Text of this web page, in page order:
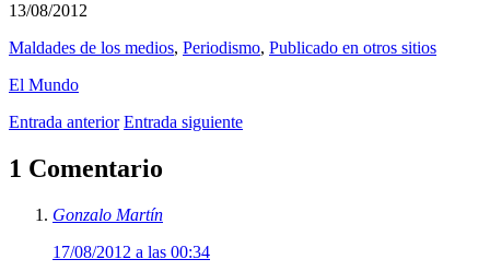
13/08/2012
Maldades de los medios, Periodismo, Publicado en otros sitios
El Mundo
Entrada anterior Entrada siguiente
1 Comentario
Gonzalo Martín
17/08/2012 a las 00:34